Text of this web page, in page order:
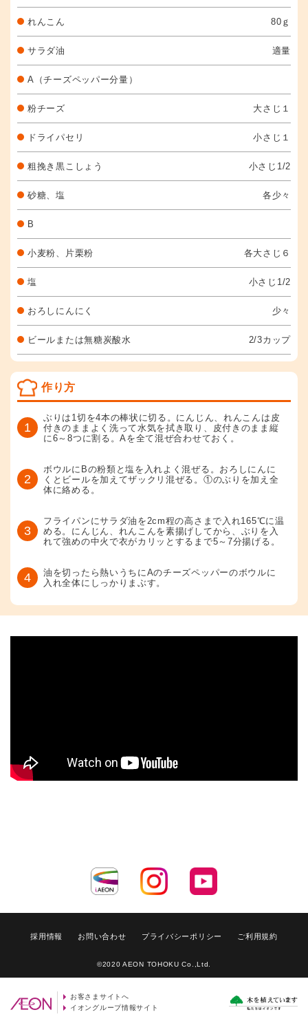
れんこん 80ｇ
サラダ油 適量
A（チーズペッパー分量）
粉チーズ 大さじ１
ドライパセリ 小さじ１
粗挽き黒こしょう 小さじ1/2
砂糖、塩 各少々
B
小麦粉、片栗粉 各大さじ６
塩 小さじ1/2
おろしにんにく 少々
ビールまたは無糖炭酸水 2/3カップ
作り方
1
ぶりは1切を4本の棒状に切る。にんじん、れんこんは皮
付きのままよく洗って水気を拭き取り、皮付きのまま縦
に6～8つに割る。Aを全て混ぜ合わせておく。
2
ボウルにBの粉類と塩を入れよく混ぜる。おろしにんに
くとビールを加えてザックリ混ぜる。①のぶりを加え全
体に絡める。
3
フライパンにサラダ油を2cm程の高さまで入れ165℃に温
める。にんじん、れんこんを素揚げしてから、ぶりを入
れて強めの中火で衣がカリッとするまで5～7分揚げる。
4
油を切ったら熱いうちにAのチーズペッパーのボウルに
入れ全体にしっかりまぶす。
採用情報 お問い合わせ プライバシーポリシー ご利用規約
©2020 AEON TOHOKU Co.,Ltd.
お客さまサイトへ
イオングループ情報サイト